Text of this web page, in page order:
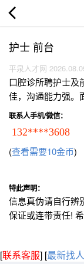
护士 前台
平泉人才网
口腔诊所聘护士及
佳，沟通能力强。
联系人手机/微信：
132****3608
(查看需要10金币)
特此声明：
信息真伪请自行辨
保证或连带责任!
[联系客服] [最新找